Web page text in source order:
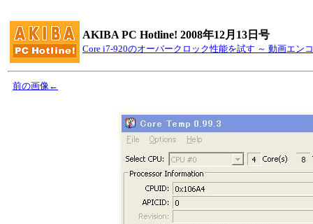
AKIBA PC Hotline! 2008年12月13日号
Core i7-920のオーバークロック性能を試す ～ 動画エン
前の画像←